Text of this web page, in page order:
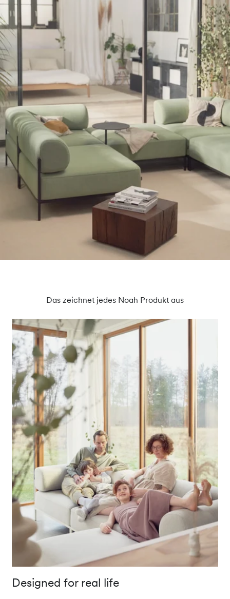
Das zeichnet jedes Noah Produkt aus
Designed for real life